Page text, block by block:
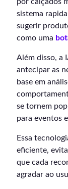
sistema
sugerir
como uma
Além disso, a
antecipar as
base em
se tornem
para eventos
Essa
eficiente,
que cada
agradar ao